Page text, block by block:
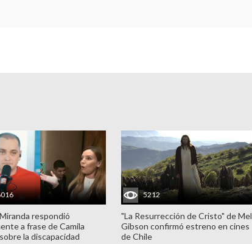
respondió
a frase de Camila
la discapacidad
5212
"La Resurrección de Cristo" de Mel
Gibson confirmó estreno en cines
de Chile